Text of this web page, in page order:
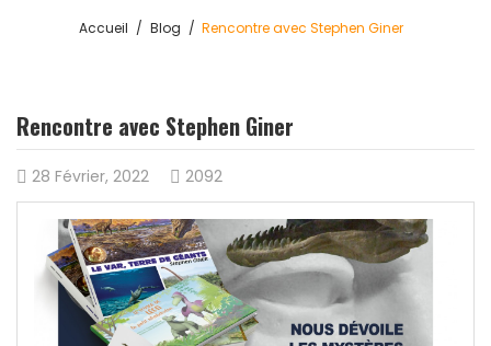
Accueil Blog Rencontre avec Stephen Giner
Rencontre avec Stephen Giner
28 Février, 2022 2092